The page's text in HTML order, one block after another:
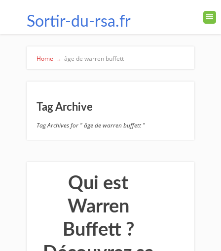
Sortir-du-rsa.fr
Home → âge de warren buffett
Tag Archive
Tag Archives for " âge de warren buffett "
Qui est
Warren
Buffett ?